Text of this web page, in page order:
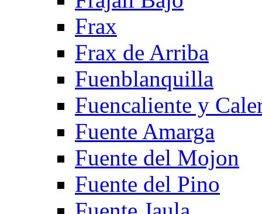
Frax
Frax de Arriba
Fuenblanquilla
Fuencaliente y
Fuente Amarga
Fuente del Mojon
Fuente del Pino